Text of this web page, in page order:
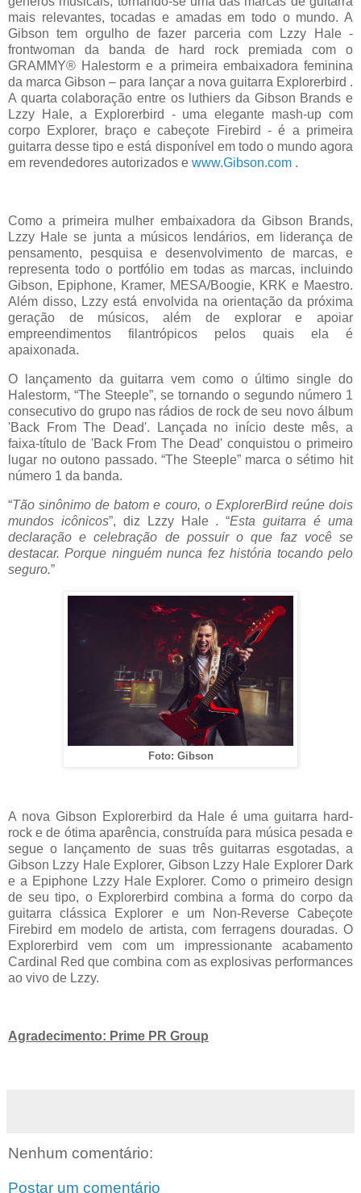
mais relevantes, tocadas e amadas em todo o mundo. A
Gibson tem orgulho de fazer parceria com Lzzy Hale -
frontwoman da banda de hard rock premiada com o
GRAMMY® Halestorm e a primeira embaixadora feminina
da marca Gibson – para lançar a nova guitarra Explorerbird .
A quarta colaboração entre os luthiers da Gibson Brands e
Lzzy Hale, a Explorerbird - uma elegante mash-up com
corpo Explorer, braço e cabeçote Firebird - é a primeira
guitarra desse tipo e está disponível em todo o mundo agora
em revendedores autorizados e www.Gibson.com .
Como a primeira mulher embaixadora da Gibson Brands,
Lzzy Hale se junta a músicos lendários, em liderança de
pensamento, pesquisa e desenvolvimento de marcas, e
representa todo o portfólio em todas as marcas, incluindo
Gibson, Epiphone, Kramer, MESA/Boogie, KRK e Maestro.
Além disso, Lzzy está envolvida na orientação da próxima
geração de músicos, além de explorar e apoiar
empreendimentos filantrópicos pelos quais ela é
apaixonada.
O lançamento da guitarra vem como o último single do
Halestorm, “The Steeple”, se tornando o segundo número 1
consecutivo do grupo nas rádios de rock de seu novo álbum
'Back From The Dead'. Lançada no início deste mês, a
faixa-título de 'Back From The Dead' conquistou o primeiro
lugar no outono passado. “The Steeple” marca o sétimo hit
número 1 da banda.
“Tão sinônimo de batom e couro, o ExplorerBird reúne dois
mundos icônicos”, diz Lzzy Hale . “Esta guitarra é uma
declaração e celebração de possuir o que faz você se
destacar. Porque ninguém nunca fez história tocando pelo
seguro.”
Foto: Gibson
A nova Gibson Explorerbird da Hale é uma guitarra hard-
rock e de ótima aparência, construída para música pesada e
segue o lançamento de suas três guitarras esgotadas, a
Gibson Lzzy Hale Explorer, Gibson Lzzy Hale Explorer Dark
e a Epiphone Lzzy Hale Explorer. Como o primeiro design
de seu tipo, o Explorerbird combina a forma do corpo da
guitarra clássica Explorer e um Non-Reverse Cabeçote
Firebird em modelo de artista, com ferragens douradas. O
Explorerbird vem com um impressionante acabamento
Cardinal Red que combina com as explosivas performances
ao vivo de Lzzy.
Agradecimento: Prime PR Group
Nenhum comentário:
Postar um comentário